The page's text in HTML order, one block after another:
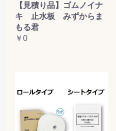
【見積り品】ゴムノイナ
キ 止水板 みずからま
もる君
￥0